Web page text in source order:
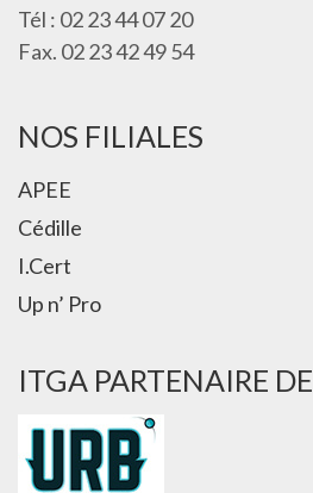
Tél : 02 23 44 07 20
Fax. 02 23 42 49 54
NOS FILIALES
APEE
Cédille
I.Cert
Up n’ Pro
ITGA PARTENAIRE DE